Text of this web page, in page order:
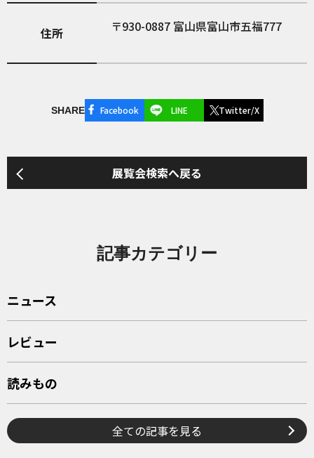
住所 930-0887 富山県富山市五福777
SHARE Facebook LINE Twitter/X
展覧会検索へ戻る
記事カテゴリー
ニュース
レビュー
読みもの
全ての記事を見る